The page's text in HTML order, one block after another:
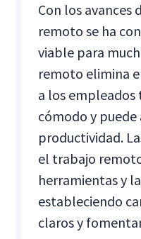
Con los
remoto se ha
viable para
remoto elimina
a los
cómodo y
productividad.
el trabajo
herramientas y
estableciendo
claros y